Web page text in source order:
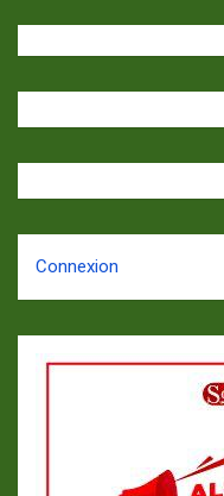
Connexion